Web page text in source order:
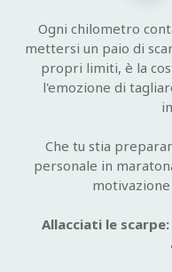
Ogni chilometro
mettersi un paio di
propri limiti, è la
l'emozione di
Che tu stia
personale in
Allacciati le